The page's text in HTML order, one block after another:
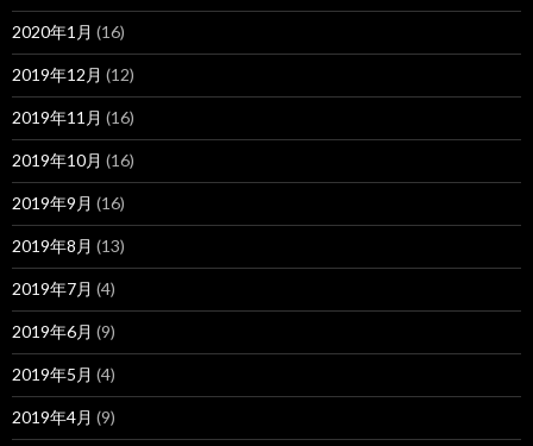
2020年1月 (16)
2019年12月 (12)
2019年11月 (16)
2019年10月 (16)
2019年9月 (16)
2019年8月 (13)
2019年7月 (4)
2019年6月 (9)
2019年5月 (4)
2019年4月 (9)